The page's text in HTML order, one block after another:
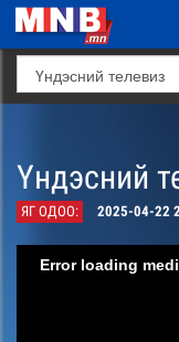
Үндэсний
ЯГ ОДОО: 2025-04-22
Error loading